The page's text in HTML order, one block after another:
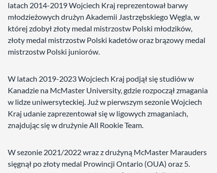
latach 2014-2019 Wojciech Kraj reprezentował barwy
młodzieżowych drużyn Akademii Jastrzębskiego Węgla, w
której zdobył złoty medal mistrzostw Polski młodzików,
złoty medal mistrzostw Polski kadetów oraz brązowy medal
mistrzostw Polski juniorów.
W latach 2019-2023 Wojciech Kraj podjął się studiów w
Kanadzie na McMaster University, gdzie rozpoczął zmagania
w lidze uniwersyteckiej. Już w pierwszym sezonie Wojciech
Kraj udanie zaprezentował się w ligowych zmaganiach,
znajdując się w drużynie All Rookie Team.
W sezonie 2021/2022 wraz z drużyną McMaster Marauders
sięgnął po złoty medal Prowincji Ontario (OUA) oraz 5.